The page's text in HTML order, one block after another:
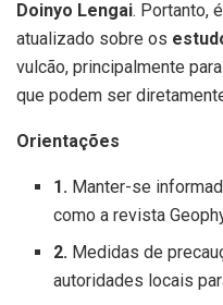
Doinyo Lengai. Portanto,
atualizado sobre os
vulcão, principalmente
que podem ser
Orientações
1. Manter-se
como a revista
2. Medidas de
autoridades locais